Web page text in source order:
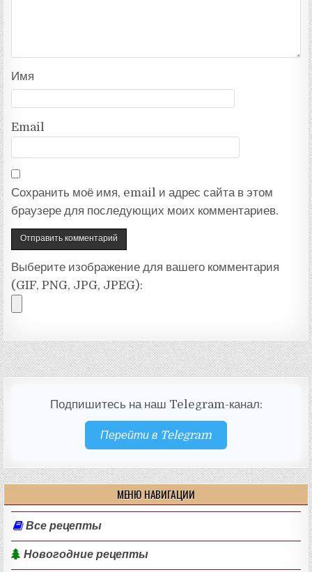
Имя
Email
Сохранить моё имя, email и адрес сайта в этом
браузере для последующих моих комментариев.
Выберите изображение для вашего комментария
(GIF, PNG, JPG, JPEG):
Подпишитесь на наш Telegram-канал:
Перейти в Telegram
МЕНЮ НАВИГАЦИИ
Все рецепты
Новогодние рецепты